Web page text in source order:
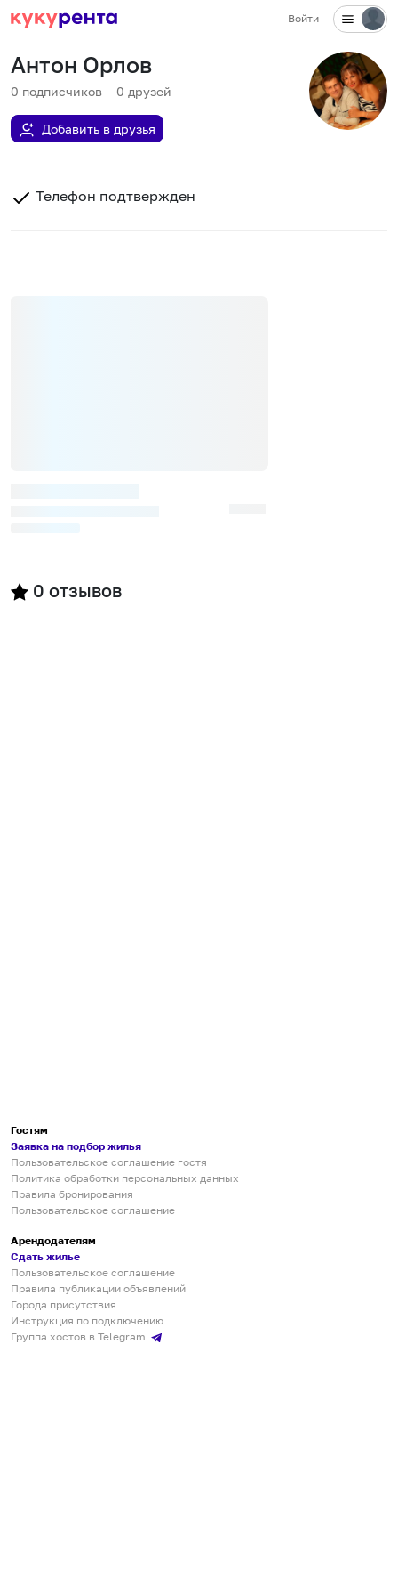
Войти
Антон Орлов
0 подписчиков 0 друзей
Добавить в друзья
Телефон подтвержден
0 отзывов
Гостям
Заявка на подбор жилья
Пользовательское соглашение гостя
Политика обработки персональных данных
Правила бронирования
Пользовательское соглашение
Арендодателям
Сдать жилье
Пользовательское соглашение
Правила публикации объявлений
Города присутствия
Инструкция по подключению
Группа хостов в Telegram